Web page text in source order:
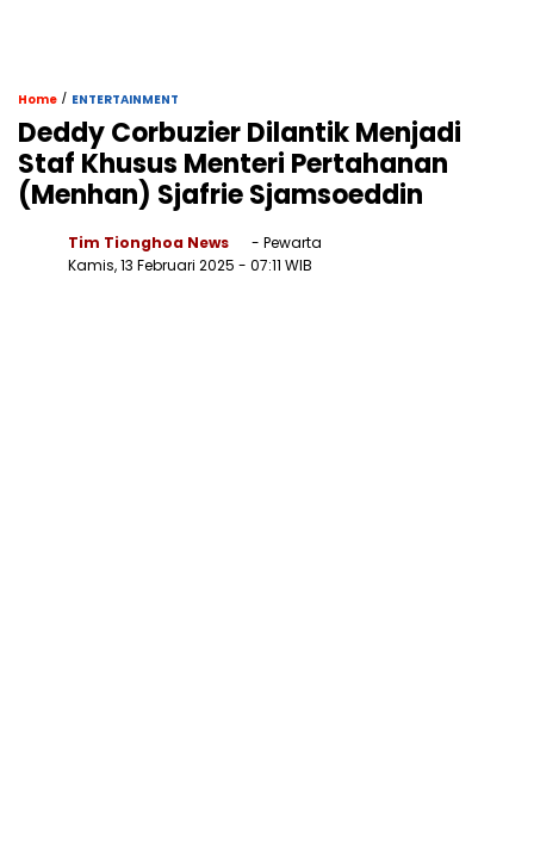
Home / ENTERTAINMENT
Deddy Corbuzier Dilantik Menjadi
Staf Khusus Menteri Pertahanan
(Menhan) Sjafrie Sjamsoeddin
Tim Tionghoa News
- Pewarta
Kamis, 13 Februari 2025 - 07:11 WIB